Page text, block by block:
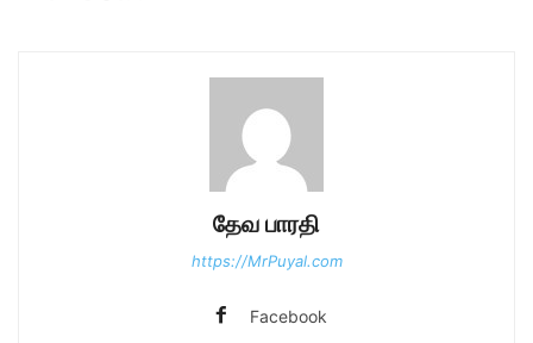
தேவ பாரதி
https://MrPuyal.com
Facebook